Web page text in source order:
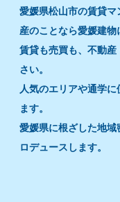
愛媛県松山市の賃貸
産のことなら愛媛建物
賃貸も売買も、不動
さい。
人気のエリアや通学
ます。
愛媛県に根ざした地
ロデュースします。